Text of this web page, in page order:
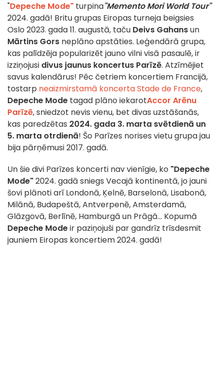
"Depeche Mode" turpina"Memento Mori World Tour"
2024. gadā! Britu grupas Eiropas turneja beigsies
Oslo 2023. gada 11. augustā, taču Deivs Gahansun
Mārtins Gors neplāno apstāties. Leģendārā grupa,
kas palīdzēja popularizēt jauno vilni visā pasaulē, ir
izziņojusi divus jaunus koncertus Parīzē. Atzīmējiet
savus kalendārus! Pēc četriem koncertiem Francijā,
tostarp neaizmirstamā koncertaStade de France,
Depeche Mode tagad plāno iekarotAccor Arēnu
Parīzē, sniedzot nevis vienu, bet divas uzstāšanās,
kas paredzētas 2024. gada 3. marta svētdienā un
5. marta otrdienā! Šo Parīzes norises vietu grupa jau
bija pārņēmusi 2017. gadā.
Un šie divi Parīzes koncerti nav vienīgie, ko "Depeche
Mode"2024. gadā sniegs Vecajā kontinentā, jo jauni
šovi plānoti arī Londonā, Ķelnē, Barselonā, Lisabonā,
Milānā, Budapeštā, Antverpenē, Amsterdamā,
Glāzgovā, Berlīnē, Hamburgā un Prāgā... Kopumā
Depeche Modeir paziņojuši par gandrīz trīsdesmit
jauniem Eiropas koncertiem 2024. gadā!